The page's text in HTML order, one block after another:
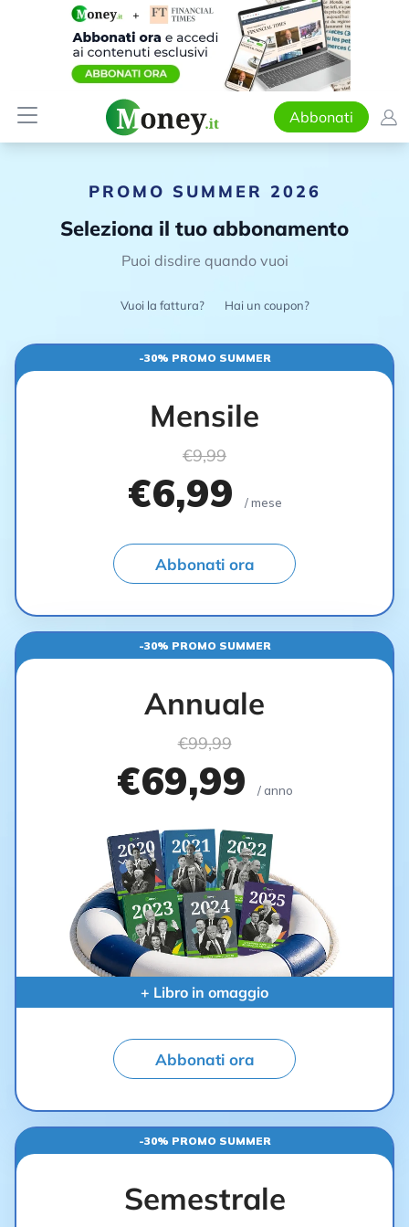
Abbonati
PROMO SUMMER 2026
Seleziona il tuo abbonamento
Puoi disdire quando vuoi
Vuoi la fattura? Hai un coupon?
-30% PROMO SUMMER
Mensile
€9,99
€6,99 / mese
Abbonati ora
-30% PROMO SUMMER
Annuale
€99,99
€69,99 / anno
+ Libro in omaggio
Abbonati ora
-30% PROMO SUMMER
Semestrale